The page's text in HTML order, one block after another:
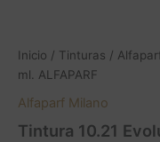
Inicio / Tinturas /
ml. ALFAPARF
Alfaparf Milano
Tintura 10.21